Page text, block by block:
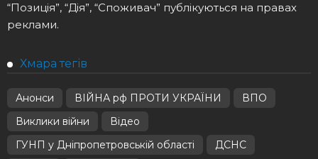
“Позиція”, “Дія”, “Споживач” публікуються на правах
реклами.
Хмара тегів
Анонси ВІЙНА рф ПРОТИ УКРАЇНИ
ВПО
Виклики війни
Відео
ГУНП у Дніпропетровській області
ДСНС